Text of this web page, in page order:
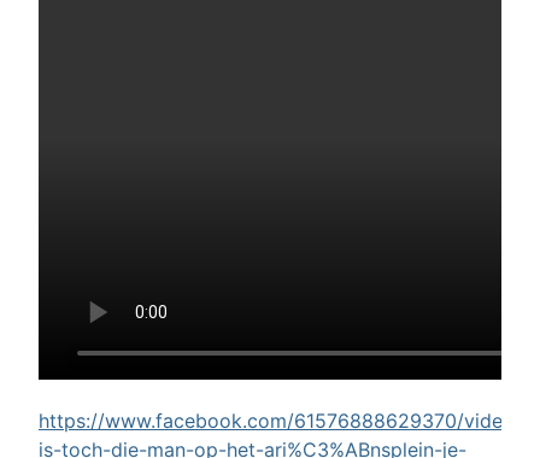
https://www.facebook.com/61576888629370/videos/
is-toch-die-man-op-het-ari%C3%ABnsplein-je-